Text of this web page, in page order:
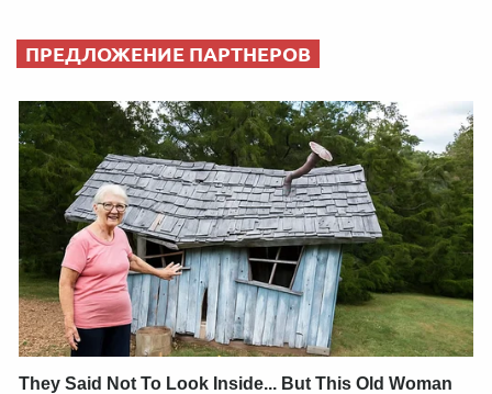
ПРЕДЛОЖЕНИЕ ПАРТНЕРОВ
They Said Not To Look Inside... But This Old Woman